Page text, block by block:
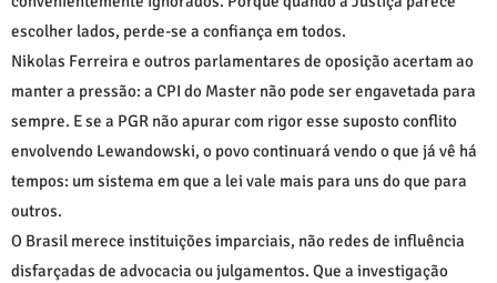
escolher lados, perde-se a confiança em todos.
Nikolas Ferreira e outros parlamentares de oposição acertam ao
manter a pressão: a CPI do Master não pode ser engavetada para
sempre. E se a PGR não apurar com rigor esse suposto conflito
envolvendo Lewandowski, o povo continuará vendo o que já vê há
tempos: um sistema em que a lei vale mais para uns do que para
outros.
O Brasil merece instituições imparciais, não redes de influência
disfarçadas de advocacia ou julgamentos. Que a investigação